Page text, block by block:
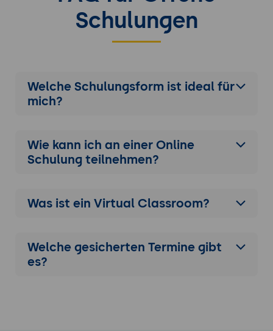
Schulungen
Welche Schulungsform ist ideal für
mich?
Wie kann ich an einer Online
Schulung teilnehmen?
Was ist ein Virtual Classroom?
Welche gesicherten Termine gibt
es?